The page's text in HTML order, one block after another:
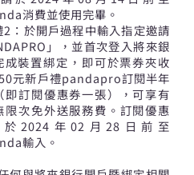
消費並使用完畢。
2：於開戶過程中輸入指定邀請
」，並首次登入將來銀
成裝置綁定，即可於票券夾收
元新戶禮pandapro訂閱半年
即訂閱優惠券一張），可享有
限次免外送服務費。訂閱優惠
2024年02月28日前至
輸入。